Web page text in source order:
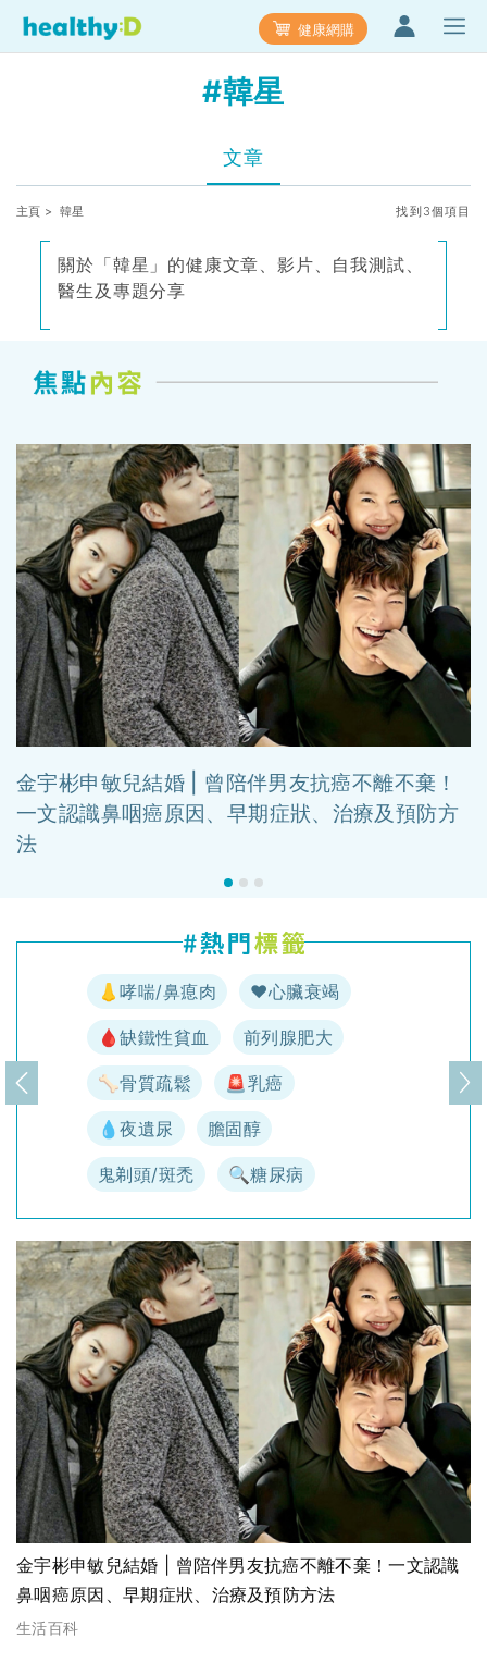
健康網購
#韓星
文章
主頁 > 韓星 找到3個項目
關於「韓星」的健康文章、影片、自我測試、
醫生及專題分享
金宇彬申敏兒結婚 | 曾陪伴男友抗癌不離不棄！
一文認識鼻咽癌原因、早期症狀、治療及預防方
法
👃哮喘/鼻瘜肉 ♥️心臟衰竭
🩸缺鐵性貧血 前列腺肥大
🦴骨質疏鬆 🚨乳癌
💧夜遺尿 膽固醇
鬼剃頭/斑禿 🔍糖尿病
上一頁 下
金宇彬申敏兒結婚 | 曾陪伴男友抗癌不離不棄！一文認識
鼻咽癌原因、早期症狀、治療及預防方法
生活百科